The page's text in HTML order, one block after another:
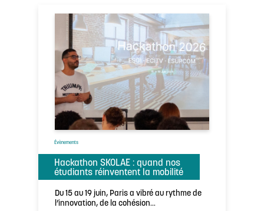
Évènements
Hackathon SKOLAE : quand nos
étudiants réinventent la mobilité
Du 15 au 19 juin, Paris a vibré au rythme de
l’innovation, de la cohésion…